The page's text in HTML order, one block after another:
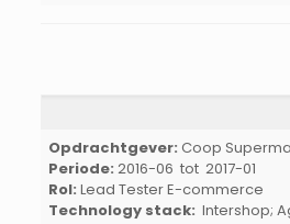
Opdrachtgever:Coop
Periode: 2016-06 tot 2017-01
Rol:Lead Tester E-commerce
Technology stack:Intershop;